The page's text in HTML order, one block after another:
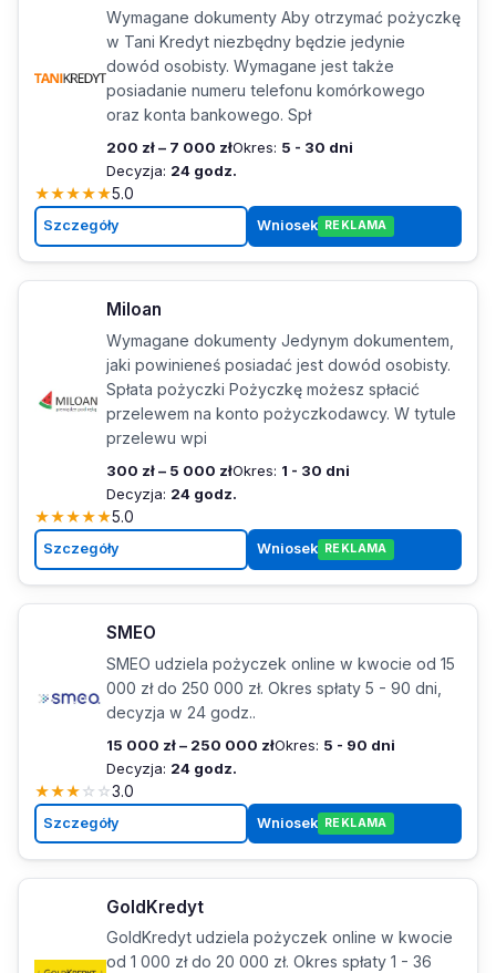
Wymagane dokumenty Aby otrzymać pożyczkę
w Tani Kredyt niezbędny będzie jedynie
dowód osobisty. Wymagane jest także
posiadanie numeru telefonu komórkowego
oraz konta bankowego. Spł
200 zł – 7 000 złOkres: 5 - 30 dni
Decyzja: 24 godz.
★★★★★5.0
Szczegóły Wniosek REKLAMA
Miloan
Wymagane dokumenty Jedynym dokumentem,
jaki powinieneś posiadać jest dowód osobisty.
Spłata pożyczki Pożyczkę możesz spłacić
przelewem na konto pożyczkodawcy. W tytule
przelewu wpi
300 zł – 5 000 złOkres: 1 - 30 dni
Decyzja: 24 godz.
★★★★★5.0
Szczegóły Wniosek REKLAMA
SMEO
SMEO udziela pożyczek online w kwocie od 15
000 zł do 250 000 zł. Okres spłaty 5 - 90 dni,
decyzja w 24 godz..
15 000 zł – 250 000 złOkres: 5 - 90 dni
Decyzja: 24 godz.
★★★☆ ☆3.0
Szczegóły Wniosek REKLAMA
GoldKredyt
GoldKredyt udziela pożyczek online w kwocie
od 1 000 zł do 20 000 zł. Okres spłaty 1 - 36